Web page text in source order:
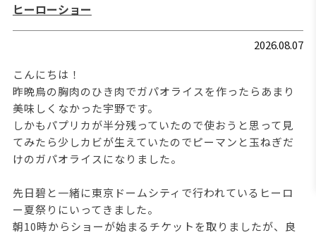
ヒーローショー
2026.08.07
こんにちは！
昨晩鳥の胸肉のひき肉でガパオライスを作ったらあまり
美味しくなかった宇野です。
しかもパプリカが半分残っていたので使おうと思って見
てみたら少しカビが生えていたのでピーマンと玉ねぎだ
けのガパオライスになりました。
先日碧と一緒に東京ドームシティで行われているヒーロ
ー夏祭りにいってきました。
朝10時からショーが始まるチケットを取りましたが、良